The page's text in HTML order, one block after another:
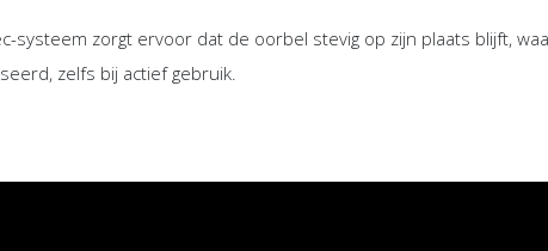
systeem zorgt ervoor dat de oorbel stevig op zijn plaats blijft,
zelfs bij actief gebruik.